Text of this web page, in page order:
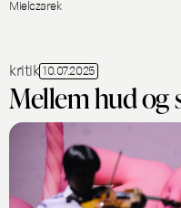
Mielczarek
kritik 10.07.2025
Mellem hud og